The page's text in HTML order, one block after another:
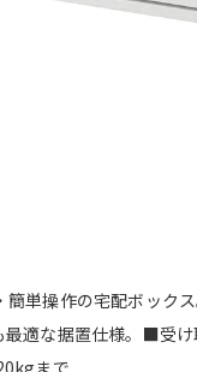
単操作の宅配ボック
最適な据置仕様。■受け
まで